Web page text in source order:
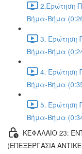
2.Ερώτηση
Βήμα-Βήμα
3. Ερώτηση
Βήμα-Βήμα
4. Ερώτηση
Βήμα-Βήμα
5. Ερώτηση
Βήμα-Βήμα
ΚΕΦΑΛΑΙΟ 23:
(ΕΠΕΞΕΡΓΑΣΙΑ